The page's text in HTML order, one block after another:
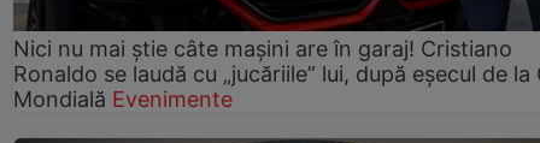
Nici nu mai știe câte mașini are în garaj! Cristiano
Ronaldo se laudă cu „jucăriile” lui, după eșecul de la
Mondială Evenimente